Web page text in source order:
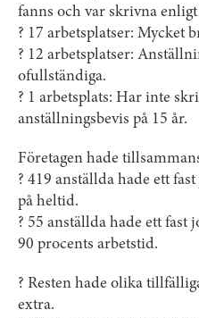
fanns och var skrivna
? 17 arbetsplatser: Mycket
? 12 arbetsplatser:
ofullständiga.
? 1 arbetsplats: Har inte
anställningsbevis på 15 år.
Företagen hade
? 419 anställda hade ett
på heltid.
? 55 anställda hade ett fast
90 procents arbetstid.
? Resten hade olika
extra.